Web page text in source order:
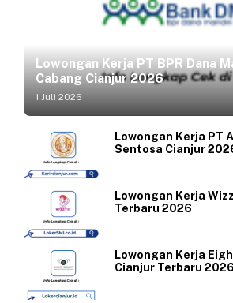
Lowongan Kerja PT BPR Dana
Cabang Cianjur 2026
1 Juli 2026
Lowongan Kerja PT
Sentosa Cianjur
Lowongan Kerja
Terbaru 2026
Lowongan Kerja
Cianjur Terbaru 2026